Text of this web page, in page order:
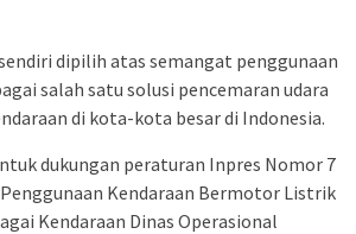
dipilih atas semangat penggunaan
salah satu solusi pencemaran udara
di kota-kota besar di Indonesia.
dukungan peraturan Inpres Nomor 7
Kendaraan Bermotor Listrik
Kendaraan Dinas Operasional